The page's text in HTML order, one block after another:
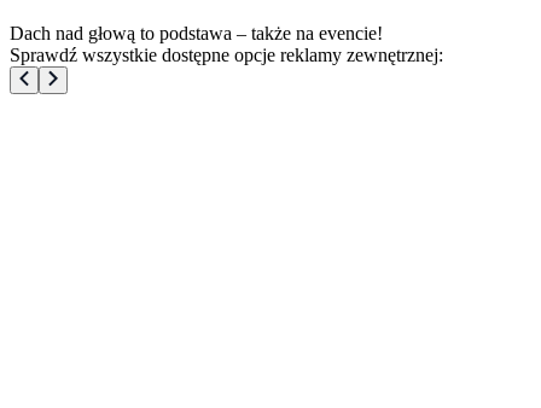
Dach nad głową to podstawa – także na evencie!
Sprawdź wszystkie dostępne opcje reklamy zewnętrznej: